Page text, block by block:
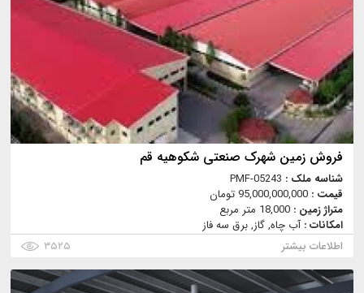
فروش زمین شهرک صنعتی شکوهیه قم
شناسه ملک : PMF-05243
قیمت : 95,000,000,000 تومان
متراژ زمین : 18,000 متر مربع
امکانات :آب چاه, گاز, برق سه فاز
اطلاعات بیشتر
۳۵۲۵